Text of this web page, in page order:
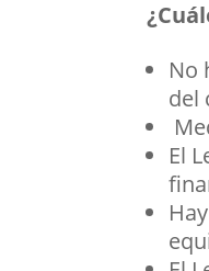
No
del
El